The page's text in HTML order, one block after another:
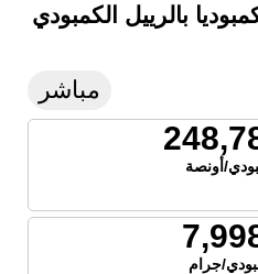
بالرييل الكمبودي
مباشر
أونصة
جرام